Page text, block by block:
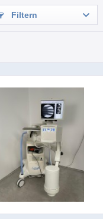
Filtern